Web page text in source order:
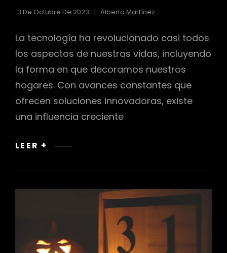
3 De Octubre De 2023 Alberto Martínez
La tecnología ha revolucionado casi todos
los aspectos de nuestras vidas, incluyendo
la forma en que decoramos nuestros
hogares. Con avances constantes que
ofrecen soluciones innovadoras, existe
una influencia creciente
LEER +
ESTILOS
POR
TECNOLOGÍA